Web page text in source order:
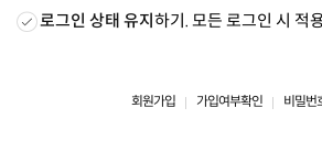
로그인 상태 유지하기. 모든 로그인 시 적
회원가입 가입여부확인 비밀번